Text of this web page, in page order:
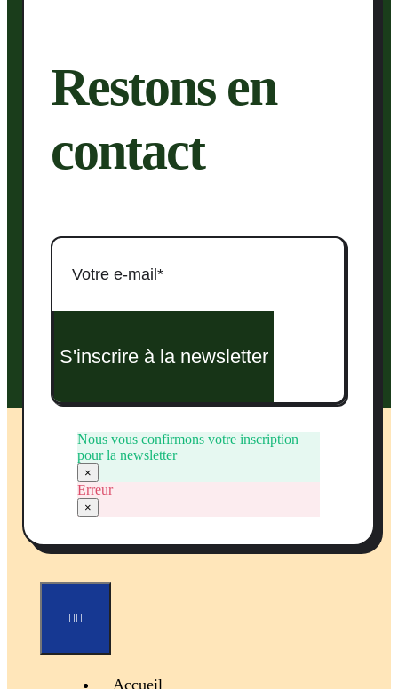
Restons en
contact
S'inscrire à la newsletter
Nous vous confirmons votre inscription
pour la newsletter
×
Erreur
×
Toggle
Accueil